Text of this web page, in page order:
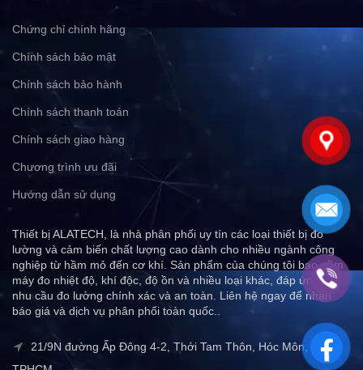
Chứng chỉ chính hãng
Chính sách bảo mật
Chính sách bảo hành
Chính sách thanh toán
Chính sách giao hàng
Chương trình ưu đãi
Hướng dẫn sử dụng
Thiết bị ALATECH, là nhà phân phối uy tín các loại thiết bị đo
lường và cảm biến chất lượng cao dành cho nhiều ngành công
nghiệp từ hầm mỏ đến cơ khí. Sản phẩm của chúng tôi bao gồm
máy đo nhiệt độ, khí độc, độ ồn và nhiều loại khác, đáp ứng mọi
nhu cầu đo lường chính xác và an toàn. Liên hệ ngay để nhận
báo giá và dịch vụ phân phối toàn quốc..
21/9N đường Ấp Đông 4-2, Thới Tam Thôn, Hóc Môn,